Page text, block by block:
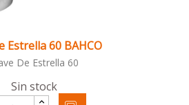
Estrella 60 BAHCO
De Estrella 60
Sin stock